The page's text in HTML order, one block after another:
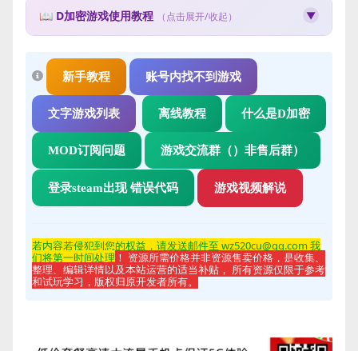
📖 D加密游戏使用教程 （点击展开/收起） ▼
什么是D加密？
D加密（Denuvo）是一种游戏防篡改技术，使用此类游戏需
要特殊的操作步骤。
使用步骤：
先下载并安装游戏文件
获取Steam账号和密码
使用获取的账号登录Steam客户端
注意事项：
D加密游戏每个账号每天有使用人数限制
新手教程 账号内找不到游戏
文字游戏列表 离线教程 什么是D加密
MOD订阅问题 游戏交流群（）非售后群）
登录steam出现 错误代码 游戏视频解说
若内容若侵犯到您的权益，请发送邮件至 wz520cu@qq.com 我
们将第一时间处理 ！ 资源所需价格并非资源售卖价格，是收集、
整理、编辑详情以及本站运营的适当补贴， 所有资源仅限于参考
和试玩学习，版权归原开发者所有。